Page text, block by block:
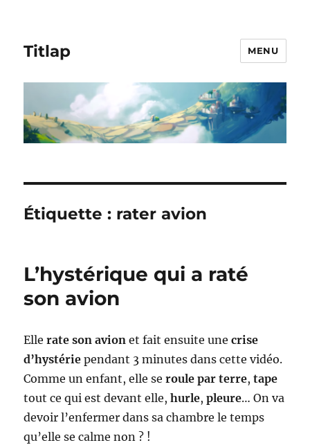
Titlap MENU
Étiquette : rater avion
L’hystérique qui a raté
son avion
Ellerate son avion et fait ensuite unecrise
d’hystérie pendant 3 minutes dans cette vidéo.
Comme un enfant, elle seroule par terre,tape
tout ce qui est devant elle,hurle,pleure… On va
devoir l’enfermer dans sa chambre le temps
qu’elle se calme non ? !